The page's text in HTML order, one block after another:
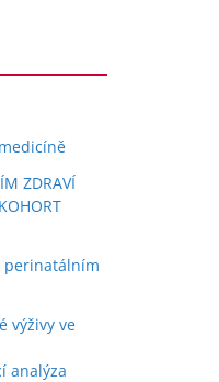
ZDRAVÍ
perinatálním
výživy ve
analýza